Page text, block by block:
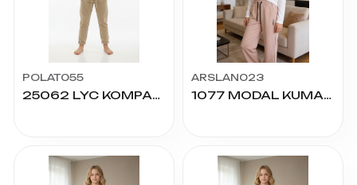
POLAT055
25062 LYC KOMPAK JAGIR DUBLE PACA ALT 7/11
ARSLAN023
1077 MODAL KUMAŞ OYSHO PALAZZO 13/16 YAŞ